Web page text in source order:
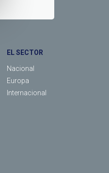
EL SECTOR
Nacional
Europa
Internacional